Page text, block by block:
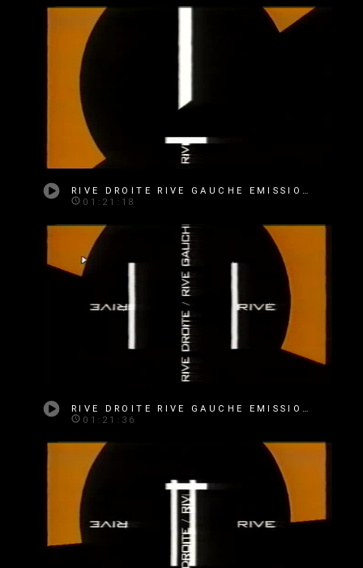
RIVE DROITE RIVE GAUCHE EMISSION 360
01:21:18
01:21:36